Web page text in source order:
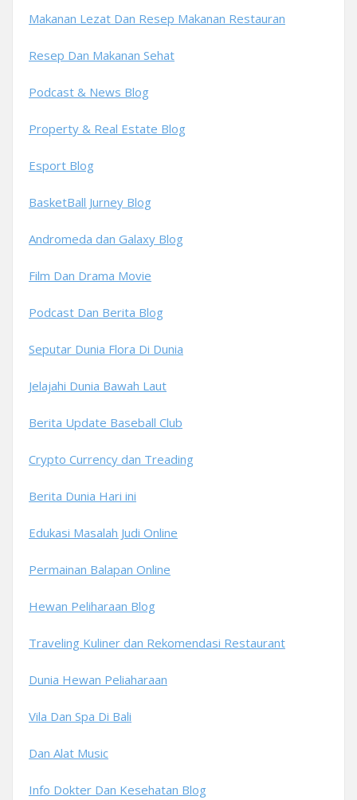
Makanan Lezat Dan Resep Makanan Restauran
Resep Dan Makanan Sehat
Podcast & News Blog
Property & Real Estate Blog
Esport Blog
BasketBall Jurney Blog
Andromeda dan Galaxy Blog
Film Dan Drama Movie
Podcast Dan Berita Blog
Seputar Dunia Flora Di Dunia
Jelajahi Dunia Bawah Laut
Berita Update Baseball Club
Crypto Currency dan Treading
Berita Dunia Hari ini
Edukasi Masalah Judi Online
Permainan Balapan Online
Hewan Peliharaan Blog
Traveling Kuliner dan Rekomendasi Restaurant
Dunia Hewan Peliaharaan
Vila Dan Spa Di Bali
Dan Alat Music
Info Dokter Dan Kesehatan Blog